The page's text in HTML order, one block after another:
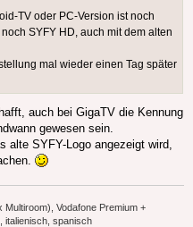
TV oder PC-Version ist noch
SYFY HD, auch mit dem alten
mal wieder einen Tag später
auch bei GigaTV die Kennung
gewesen sein.
alte SYFY-Logo angezeigt wird,
Vodafone Premium +
italienisch, spanisch